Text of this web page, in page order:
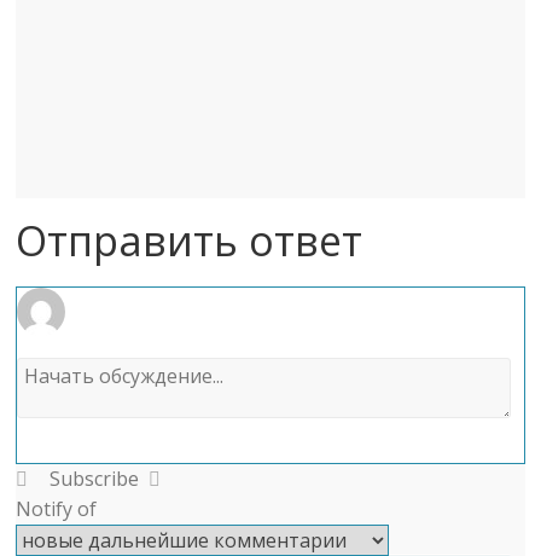
Отправить ответ
Subscribe
Notify of